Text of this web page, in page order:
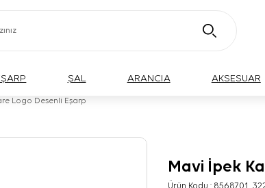
ŞAL ARANCIA AKSESUAR
Logo Desenli Eşarp
Mavi İpek